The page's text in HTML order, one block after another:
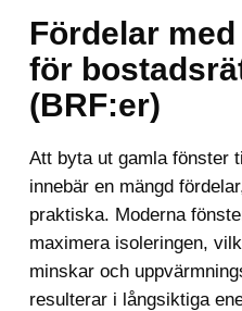
Fördelar
för
(BRF:er)
Att byta ut gamla fönster
innebär en mängd
praktiska. Moderna
maximera isoleringen,
minskar och
resulterar i långsiktiga